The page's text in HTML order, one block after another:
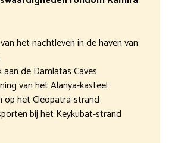
het nachtleven in de haven van
aan de Damlatas Caves
van het Alanya-kasteel
op het Cleopatra-strand
bij het Keykubat-strand